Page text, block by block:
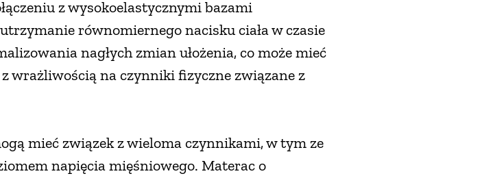
z wysokoelastycznymi bazami
równomiernego nacisku ciała w czasie
nagłych zmian ułożenia, co może mieć
wrażliwością na czynniki fizyczne związane z
mieć związek z wieloma czynnikami, w tym ze
napięcia mięśniowego. Materac o